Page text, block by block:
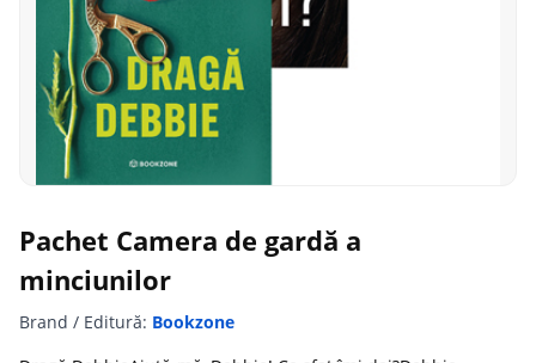
Pachet Camera de gardă a
minciunilor
Brand / Editură: Bookzone